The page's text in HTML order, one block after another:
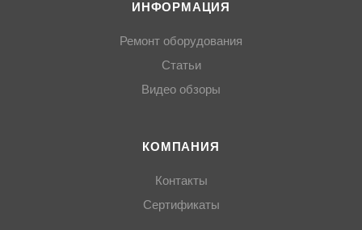
ИНФОРМАЦИЯ
Ремонт оборудования
Статьи
Видео обзоры
КОМПАНИЯ
Контакты
Сертификаты